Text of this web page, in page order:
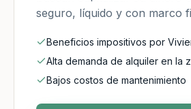
seguro, líquido y con marco
Beneficios impositivos por
Alta demanda de alquiler en la
Bajos costos de mantenimiento